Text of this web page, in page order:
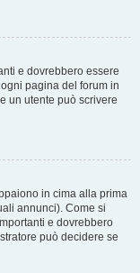
e dovrebbero essere
pagina del forum in
un utente può scrivere
in cima alla prima
annunci). Come si
e dovrebbero
può decidere se